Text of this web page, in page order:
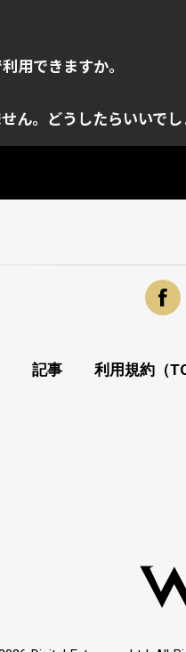
たアカウントに連携さ
用できますか。
ん。どうしたらいいでし
記事 利用規約（